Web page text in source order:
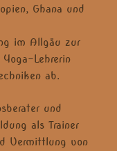
Ghana und
im Allgäu zur
Lehrerin
ab.
und
als Trainer
Vermittlung von